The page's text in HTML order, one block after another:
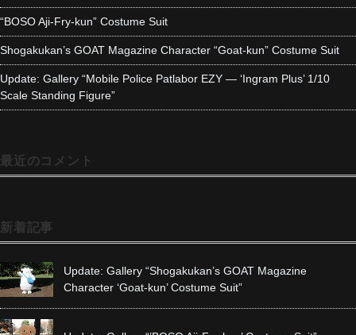
“BOSO Aji-Fry-kun” Costume Suit
Shogakukan’s GOAT Magazine Character “Goat-kun” Costume Suit
Update: Gallery “Mobile Police Patlabor EZY — ‘Ingram Plus’ 1/10
Scale Standing Figure”
最近のコメント
新着記事
Update: Gallery “Shogakukan’s GOAT Magazine
Character ‘Goat-kun’ Costume Suit”